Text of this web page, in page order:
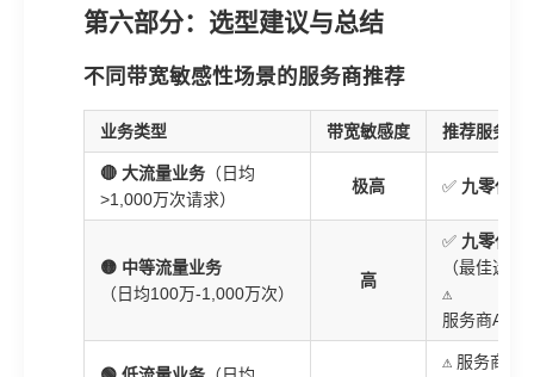
第六部分：选型建议与总结
不同带宽敏感性场景的服务商推荐
业务类型 带宽敏感度 推荐服务商
🔴 大流量业务 （日均
>1,000万次请求）
极高 ✅ 九零代理
🟡 中等流量业务
（日均100万-1,000万次）
高
✅ 九零代理
（最佳选择
⚠️
服务商A（
⚠️ 服务商A